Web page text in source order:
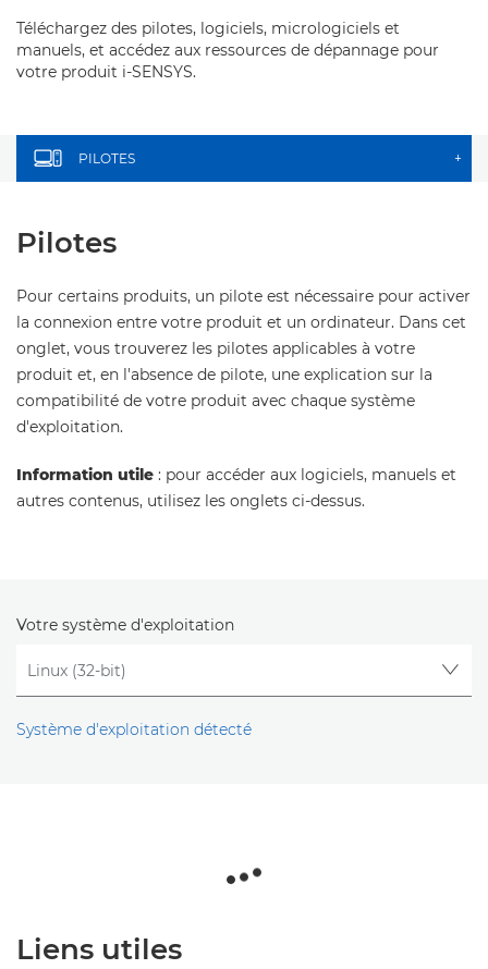
Téléchargez des pilotes, logiciels, micrologiciels et
manuels, et accédez aux ressources de dépannage pour
votre produit i-SENSYS.
PILOTES +
Pilotes
Pour certains produits, un pilote est nécessaire pour activer
la connexion entre votre produit et un ordinateur. Dans cet
onglet, vous trouverez les pilotes applicables à votre
produit et, en l'absence de pilote, une explication sur la
compatibilité de votre produit avec chaque système
d'exploitation.
Information utile : pour accéder aux logiciels, manuels et
autres contenus, utilisez les onglets ci-dessus.
Votre système d'exploitation
Système d'exploitation détecté
Liens utiles